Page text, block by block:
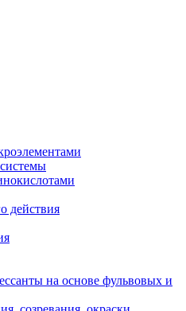
действия
на основе фульвовых и